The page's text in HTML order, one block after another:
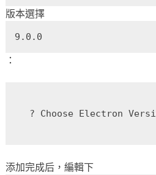
版本選擇
9.0.0
：
添加完成后，編輯下